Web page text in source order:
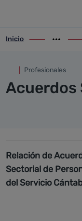
ir-a inicio
Inicio
ir-
Profesionales
Acuerdos
Relación de
Sectorial de
del Servicio